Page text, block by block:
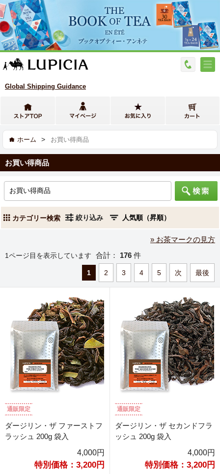
Global Shipping Guidance
ホーム > お買い得商品
お買い得商品
カテゴリー検索 絞り込み
» お茶マークの見方
1ページ目を表示しています 合計： 176 件
1 2 3 4 5 次 最後
通販限定
ダージリン・ザ ファーストフ
ラッシュ 200g 袋入
4,000円
特別価格：3,200円
通販限定
ダージリン・ザ セカンドフラ
ッシュ 200g 袋入
4,000円
特別価格：3,200円